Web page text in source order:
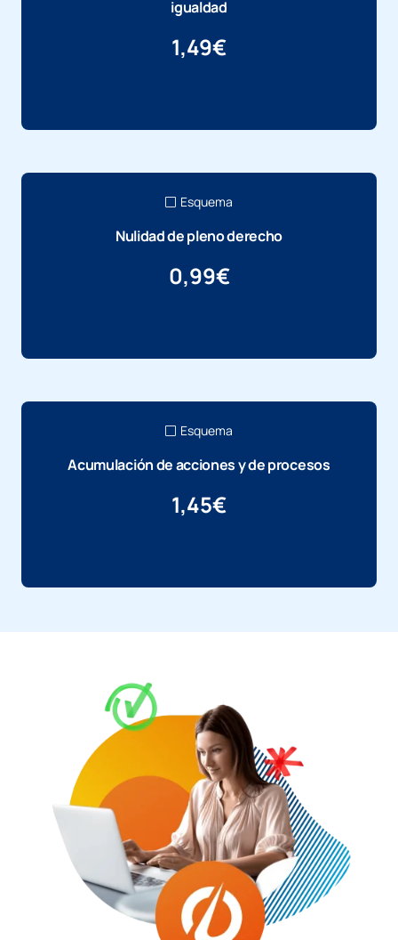
igualdad
1,49€
Esquema
Nulidad de pleno derecho
0,99€
Esquema
Acumulación de acciones y de procesos
1,45€